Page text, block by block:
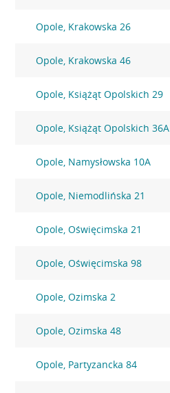
Opole, Krakowska 26
Opole, Krakowska 46
Opole, Książąt Opolskich 29
Opole, Książąt Opolskich 36A
Opole, Namysłowska 10A
Opole, Niemodlińska 21
Opole, Oświęcimska 21
Opole, Oświęcimska 98
Opole, Ozimska 2
Opole, Ozimska 48
Opole, Partyzancka 84